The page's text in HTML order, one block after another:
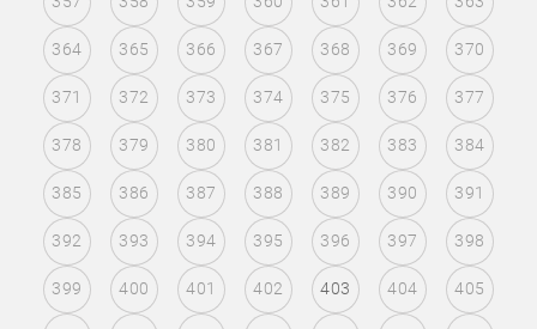
364 365 366 367 368 369 370
371 372 373 374 375 376 377
378 379 380 381 382 383 384
385 386 387 388 389 390 391
392 393 394 395 396 397 398
399 400 401 402 403 404 405